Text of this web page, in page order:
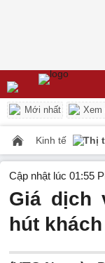
Mới nhất Xem
Kinh tế Thị
Cập nhật lúc 01:55
Giá dịch
hút